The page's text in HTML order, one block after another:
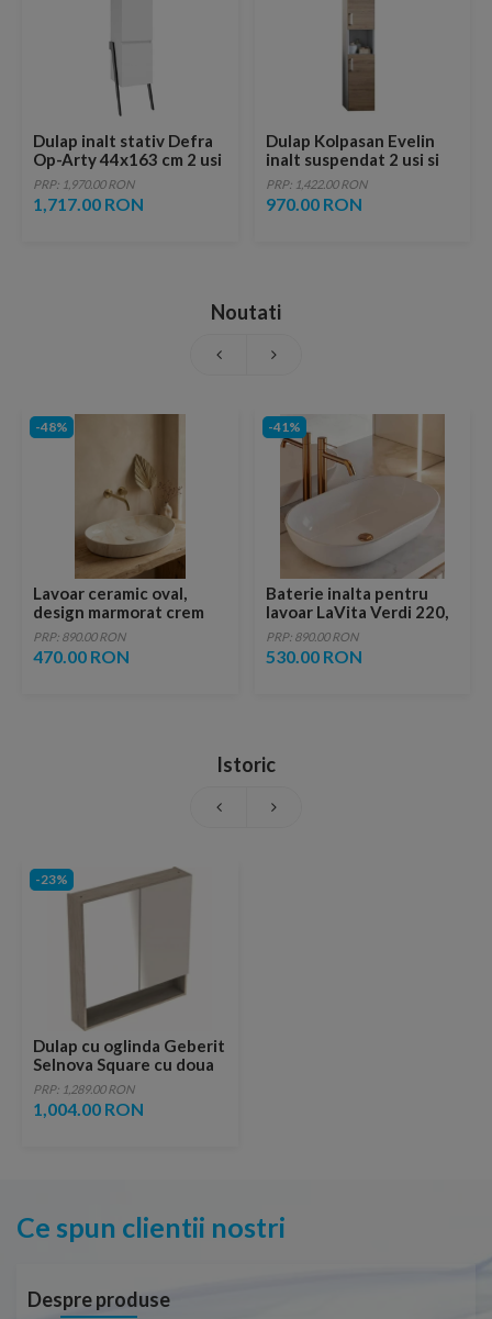
Dulap inalt stativ Defra
Op-Arty 44x163 cm 2 usi
alb lucios
PRP: 1,970.00 RON
1,717.00 RON
Dulap Kolpasan Evelin
inalt suspendat 2 usi si
polita 170cm stejar
PRP: 1,422.00 RON
970.00 RON
Noutati
-48%
Lavoar ceramic oval,
design marmorat crem
lucios cu vene aurii,
ventil inclus
PRP: 890.00 RON
470.00 RON
-41%
Baterie inalta pentru
lavoar LaVita Verdi 220,
fara ventil, brushed
copper
PRP: 890.00 RON
530.00 RON
Istoric
-23%
Dulap cu oglinda Geberit
Selnova Square cu doua
usi 58,8x17,5xH85 cm
maro deschis
PRP: 1,289.00 RON
1,004.00 RON
Ce spun clientii nostri
Despre produse